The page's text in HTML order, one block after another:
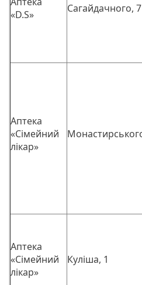
«D.S»
Сагайдачного, 7
Аптека
«Сімейний
лікар»
Аптека
«Сімейний
лікар»
Куліша, 1